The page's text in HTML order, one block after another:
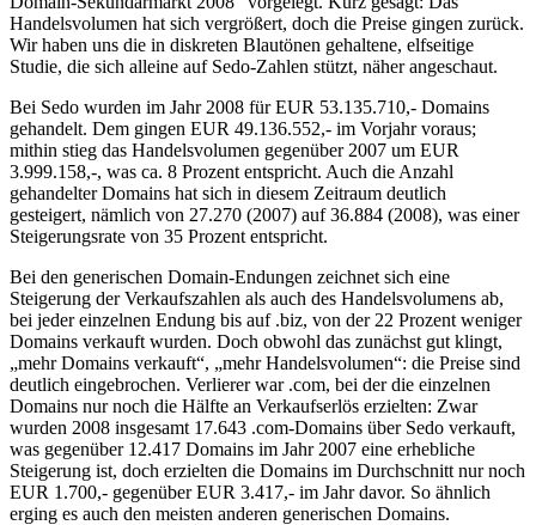
Handelsvolumen hat sich vergrößert, doch die Preise gingen zurück.
Wir haben uns die in diskreten Blautönen gehaltene, elfseitige
Studie, die sich alleine auf Sedo-Zahlen stützt, näher angeschaut.
Bei Sedo wurden im Jahr 2008 für EUR 53.135.710,- Domains
gehandelt. Dem gingen EUR 49.136.552,- im Vorjahr voraus;
mithin stieg das Handelsvolumen gegenüber 2007 um EUR
3.999.158,-, was ca. 8 Prozent entspricht. Auch die Anzahl
gehandelter Domains hat sich in diesem Zeitraum deutlich
gesteigert, nämlich von 27.270 (2007) auf 36.884 (2008), was einer
Steigerungsrate von 35 Prozent entspricht.
Bei den generischen Domain-Endungen zeichnet sich eine
Steigerung der Verkaufszahlen als auch des Handelsvolumens ab,
bei jeder einzelnen Endung bis auf .biz, von der 22 Prozent weniger
Domains verkauft wurden. Doch obwohl das zunächst gut klingt,
„mehr Domains verkauft“, „mehr Handelsvolumen“: die Preise sind
deutlich eingebrochen. Verlierer war .com, bei der die einzelnen
Domains nur noch die Hälfte an Verkaufserlös erzielten: Zwar
wurden 2008 insgesamt 17.643 .com-Domains über Sedo verkauft,
was gegenüber 12.417 Domains im Jahr 2007 eine erhebliche
Steigerung ist, doch erzielten die Domains im Durchschnitt nur noch
EUR 1.700,- gegenüber EUR 3.417,- im Jahr davor. So ähnlich
erging es auch den meisten anderen generischen Domains.